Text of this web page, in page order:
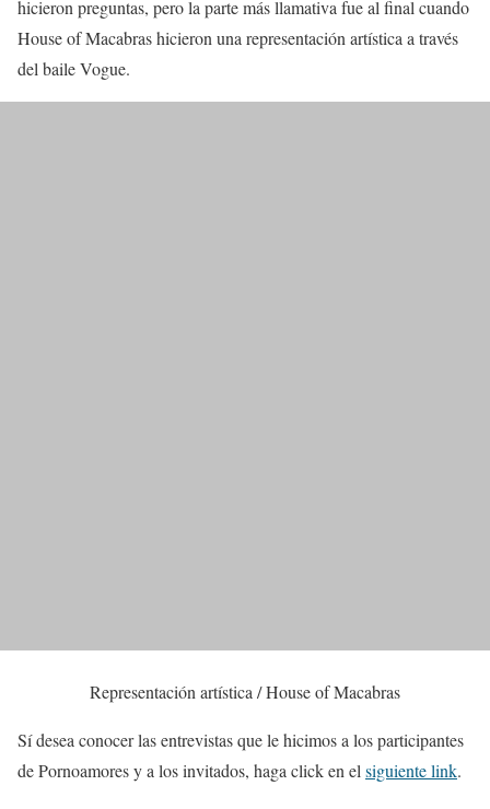
hicieron preguntas, pero la parte más llamativa fue al final cuando
House of Macabras hicieron una representación artística a través
del baile Vogue.
Representación artística / House of Macabras
Sí desea conocer las entrevistas que le hicimos a los participantes
de Pornoamores y a los invitados, haga click en el siguiente link.